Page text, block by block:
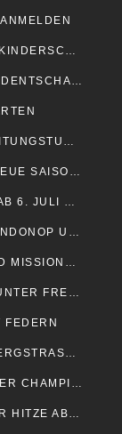
LIONS CLUB BLOMBERG UNTERSTÜTZT KINDERSCHUTZBUND
DANIEL URSELMANN ÜBERNIMMT PRÄSIDENTSCHAFT IM LIONS CLUB
NELKEN-CUP: HSG LÄDT ZUM VORBEREITUNGSTURNIER EIN
HSG HAT DIE VORBEREITUNG AUF DIE NEUE SAISON AUFGENOMMEN
KANALSANIERUNG: BAHNHOFSTRASSE AB 6. JULI GESPERRT
THEMENFÜHRUNG DURCH DONOP, ALTENDONOP UND HOFDONOP
SELK LÄDT ZU WALDGOTTESDIENST UND MISSIONSFEST IN ISTRUP EIN
OPEN-AIR-KONZERT UND GUTE LAUNE UNTER FREIEM HIMMEL
FEDERN
DEFEKTE ASPHALTSCHICHT – WINTERBERGSTRASSE GESPERRT
ATTRAKTIVE GEGNER FÜR DIE HSG IN DER CHAMPIONS LEAGUE
KITA-JUBILÄUMSFEST WEGEN EXTREMER HITZE ABGESAGT